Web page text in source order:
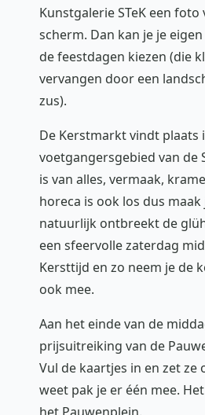
Kunstgalerie STeK een
scherm. Dan kan je je
de feestdagen kiezen (die
vervangen door een
zus).
De Kerstmarkt vindt plaats
voetgangersgebied van de
is van alles, vermaak,
horeca is ook los dus
natuurlijk ontbreekt de
een sfeervolle zaterdag
Kersttijd en zo neem je de
ook mee.
Aan het einde van de
prijsuitreiking van de
Vul de kaartjes in en zet ze
weet pak je er één mee.